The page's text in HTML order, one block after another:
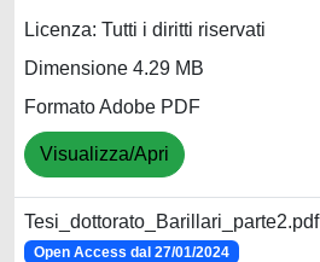
Licenza: Tutti i diritti riservati
Dimensione 4.29 MB
Formato Adobe PDF
Visualizza/Apri
Tesi_dottorato_Barillari_parte2.pdf
Open Access dal 27/01/2024